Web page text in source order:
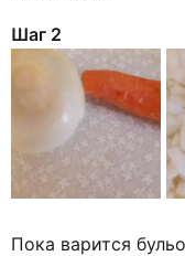
Шаг 2
Пока варится